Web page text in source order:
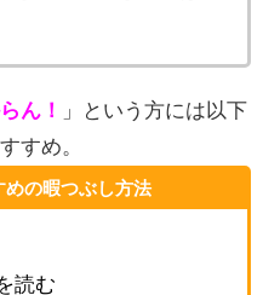
ん！
」という方には以下
すめ。
めの暇つぶし方法
読む